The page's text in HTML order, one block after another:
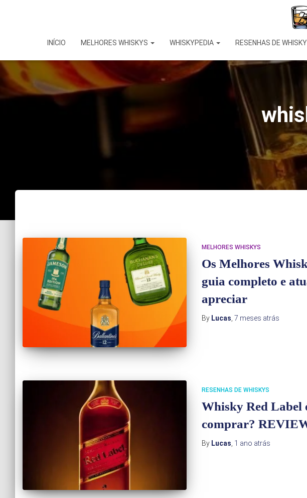
INÍCIO MELHORES WHISKYS WHISKYPEDIA RESENHAS DE
MELHORES WHISKYS
Os Melhores
guia completo e
apreciar
By Lucas 7 meses atrás
RESENHAS DE WHISKYS
Whisky Red Label
comprar?
By Lucas 1 ano atrás